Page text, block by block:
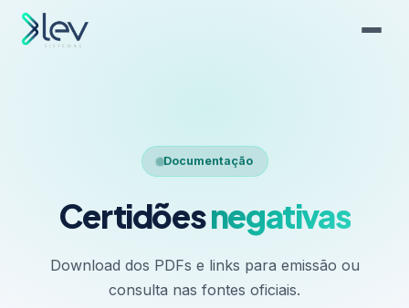
Documentação
Certidõesnegativas
Download dos PDFs e links para emissão ou
consulta nas fontes oficiais.